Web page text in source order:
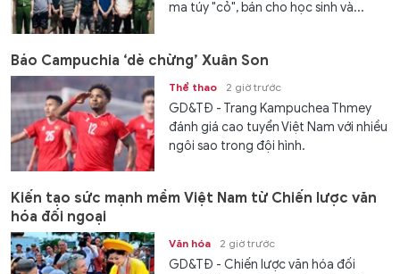
ma túy "cỏ", bán cho học sinh và...
Báo Campuchia ‘dè chừng’ Xuân Son
Thể thao 2 giờ trước
GD&TĐ - Trang Kampuchea Thmey
đánh giá cao tuyển Việt Nam với nhiều
ngôi sao trong đội hình.
Kiến tạo sức mạnh mềm Việt Nam từ Chiến lược văn
hóa đối ngoại
Văn hóa 2 giờ trước
GD&TĐ - Chiến lược văn hóa đối